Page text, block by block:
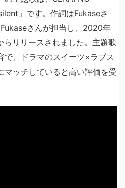
」です。作詞はFukaseさ
さんが担当し、2020年
リリースされました。主題歌
で、ドラマのスイーツ×ラブス
マッチしていると高い評価を受